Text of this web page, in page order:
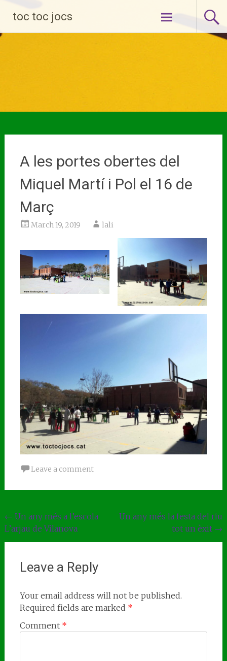
toc toc jocs
Skip
to
content
A les portes obertes del
Miquel Martí i Pol el 16 de
Març
March 19, 2019 lali
Leave a comment
Post
navigation
← Un any més a l’escola
L’arjau de Vilanova
Un any més la festa del riu
tot un èxit →
Leave a Reply
Your email address will not be published.
Required fields are marked *
Comment *